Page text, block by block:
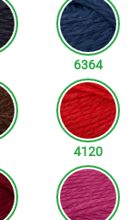
6364
4120